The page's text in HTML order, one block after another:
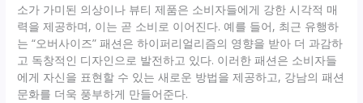
소가 가미된 의상이나 뷰티 제품은 소비자들에게 강한 시각적 매
력을 제공하며, 이는 곧 소비로 이어진다. 예를 들어, 최근 유행하
는 “오버사이즈” 패션은 하이퍼리얼리즘의 영향을 받아 더 과감하
고 독창적인 디자인으로 발전하고 있다. 이러한 패션은 소비자들
에게 자신을 표현할 수 있는 새로운 방법을 제공하고, 강남의 패션
문화를 더욱 풍부하게 만들어준다.